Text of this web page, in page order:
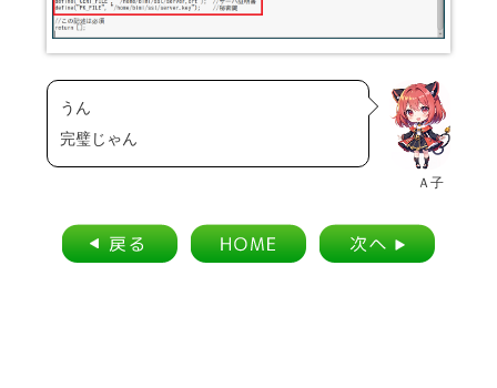
Ａ子
うん
完璧じゃん